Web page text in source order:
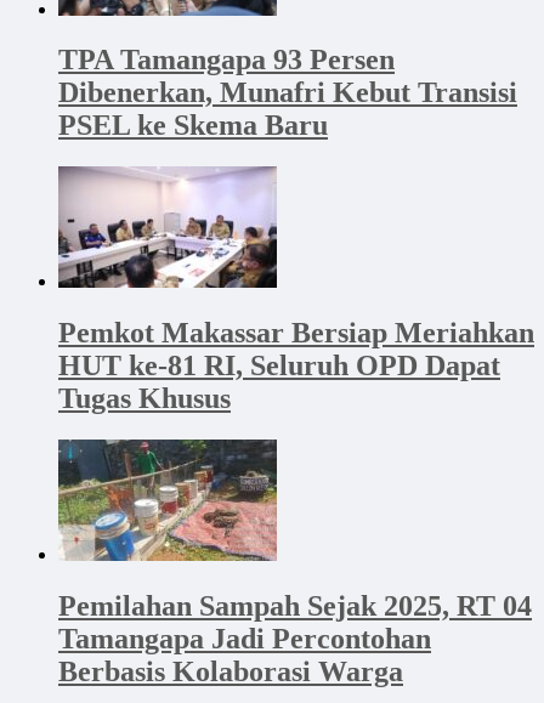
TPA Tamangapa 93 Persen
Dibenerkan, Munafri Kebut Transisi
PSEL ke Skema Baru
Pemkot Makassar Bersiap Meriahkan
HUT ke-81 RI, Seluruh OPD Dapat
Tugas Khusus
Pemilahan Sampah Sejak 2025, RT 04
Tamangapa Jadi Percontohan
Berbasis Kolaborasi Warga